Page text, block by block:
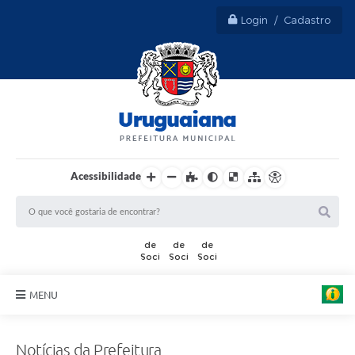
Login / Cadastro
Acessibilidade
MENU
Notícias da Prefeitura